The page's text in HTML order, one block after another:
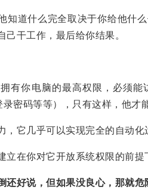
知道什么完全取决于你给他什
干工作，最后给你结果。
有你电脑的最高权限，必须
密码等等），只有这样，他才
它几乎可以实现完全的自动化
在你对它开放系统权限的前提
好说，但如果没良心，那就危